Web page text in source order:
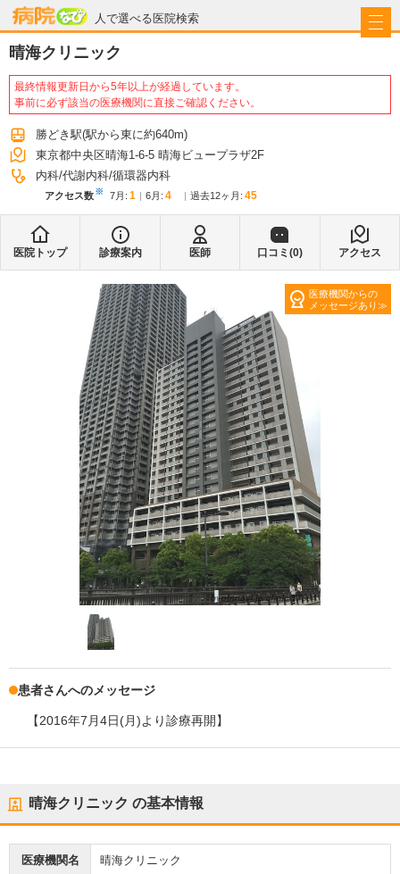
人で選べる医院検索
病院なび
晴海クリニック
最終情報更新日から5年以上が経過しています。
事前に必ず該当の医療機関に直接ご確認ください。
勝どき駅(駅から東に約640m)
東京都中央区晴海1-6-5 晴海ビュープラザ2F
内科 代謝内科 循環器内科
アクセス数※ 7月 : 1 6月 : 4 過去12ヶ月: 45
医院トップ 診療案内 医師 口コミ(0) アクセス
医療機関からの
メッセージあり
患者さんへのメッセージ
【2016年7月4日(月)より診療再開】
晴海クリニック の基本情報
医療機関名 晴海クリニック